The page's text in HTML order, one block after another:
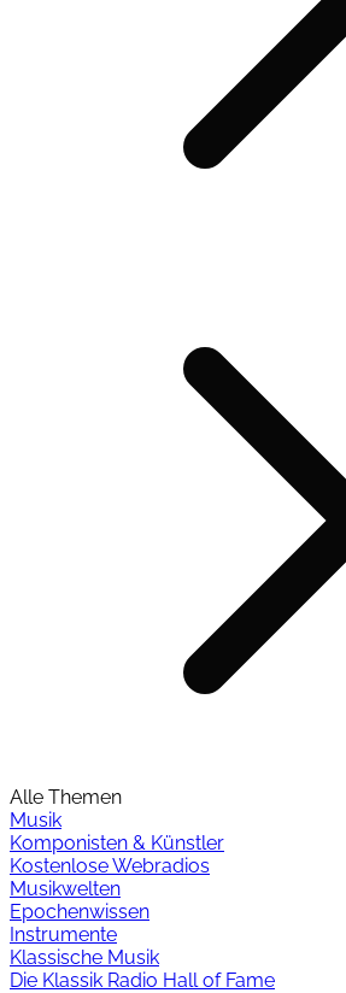
Alle Themen
Musik
Komponisten & Künstler
Kostenlose Webradios
Musikwelten
Epochenwissen
Instrumente
Klassische Musik
Die Klassik Radio Hall of Fame